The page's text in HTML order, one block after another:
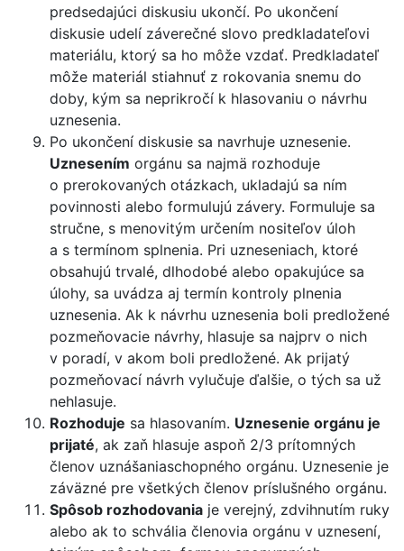
predsedajúci diskusiu ukončí. Po ukončení
diskusie udelí záverečné slovo predkladateľovi
materiálu, ktorý sa ho môže vzdať. Predkladateľ
môže materiál stiahnuť z rokovania snemu do
doby, kým sa neprikročí k hlasovaniu o návrhu
uznesenia.
Po ukončení diskusie sa navrhuje uznesenie.
Uznesením orgánu sa najmä rozhoduje
o prerokovaných otázkach, ukladajú sa ním
povinnosti alebo formulujú závery. Formuluje sa
stručne, s menovitým určením nositeľov úloh
a s termínom splnenia. Pri uzneseniach, ktoré
obsahujú trvalé, dlhodobé alebo opakujúce sa
úlohy, sa uvádza aj termín kontroly plnenia
uznesenia. Ak k návrhu uznesenia boli predložené
pozmeňovacie návrhy, hlasuje sa najprv o nich
v poradí, v akom boli predložené. Ak prijatý
pozmeňovací návrh vylučuje ďalšie, o tých sa už
nehlasuje.
Rozhoduje sa hlasovaním. Uznesenie orgánu je
prijaté, ak zaň hlasuje aspoň 2/3 prítomných
členov uznášaniaschopného orgánu. Uznesenie je
záväzné pre všetkých členov príslušného orgánu.
Spôsob rozhodovania je verejný, zdvihnutím ruky
alebo ak to schvália členovia orgánu v uznesení,